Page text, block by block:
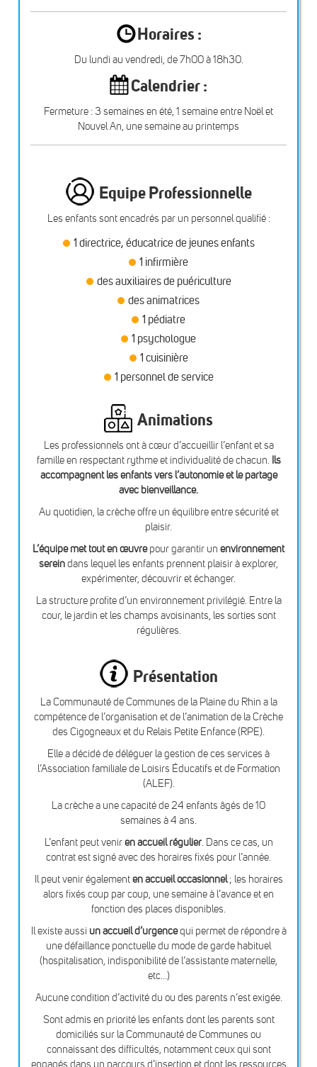
Horaires :
Du lundi au vendredi, de 7h00 à 18h30.
Calendrier :
Fermeture : 3 semaines en été, 1 semaine entre Noël et
Nouvel An, une semaine au printemps
Equipe Professionnelle
Les enfants sont encadrés par un personnel qualifié :
1 directrice, éducatrice de jeunes enfants
1 infirmière
des auxiliaires de puériculture
des animatrices
1 pédiatre
1 psychologue
1 cuisinière
1 personnel de service
Animations
Les professionnels ont à cœur d’accueillir l’enfant et sa
famille en respectant rythme et individualité de chacun. Ils
accompagnent les enfants vers l’autonomie et le partage
avec bienveillance.
Au quotidien, la crèche offre un équilibre entre sécurité et
plaisir.
L’équipe met tout en œuvrepour garantir un environnement
sereindans lequel les enfants prennent plaisir à explorer,
expérimenter, découvrir et échanger.
La structure profite d’un environnement privilégié. Entre la
cour, le jardin et les champs avoisinants, les sorties sont
régulières.
Présentation
La Communauté de Communes de la Plaine du Rhin a la
compétence de l’organisation et de l’animation de la Crèche
des Cigogneaux et du Relais Petite Enfance (RPE).
Elle a décidé de déléguer la gestion de ces services à
l’Association familiale de Loisirs Éducatifs et de Formation
(ALEF).
La crèche a une capacité de 24 enfants âgés de 10
semaines à 4 ans.
L’enfant peut veniren accueil régulier. Dans ce cas, un
contrat est signé avec des horaires fixés pour l’année.
Il peut venir égalementen accueil occasionnel; les horaires
alors fixés coup par coup, une semaine à l’avance et en
fonction des places disponibles.
Il existe aussi un accueil d’urgencequi permet de répondre à
une défaillance ponctuelle du mode de garde habituel
(hospitalisation, indisponibilité de l’assistante maternelle,
etc…)
Aucune condition d’activité du ou des parents n’est exigée.
Sont admis en priorité les enfants dont les parents sont
domiciliés sur la Communauté de Communes ou
connaissant des difficultés, notamment ceux qui sont
engagés dans un parcours d’insertion et dont les ressources